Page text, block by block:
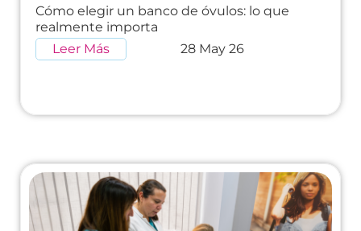
Cómo elegir un banco de óvulos: lo que
realmente importa
Leer Más
28 May 26